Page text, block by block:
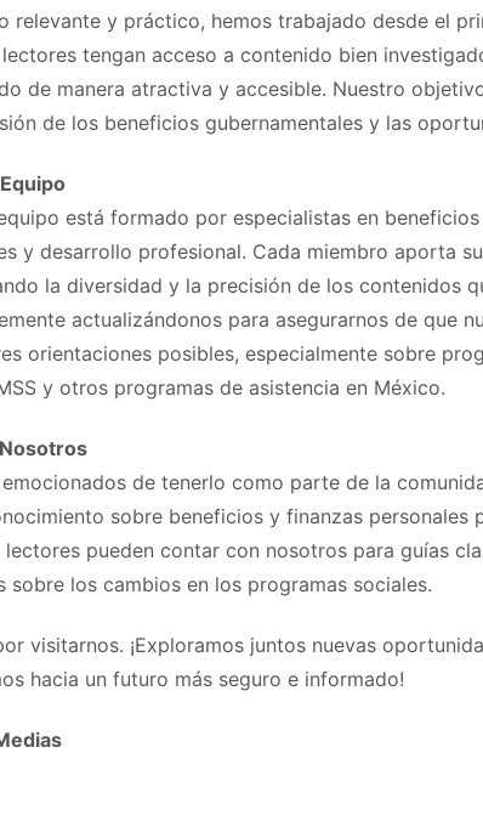
relevante y práctico, hemos trabajado desde el
tengan acceso a contenido bien
de manera atractiva y accesible. Nuestro
de los beneficios gubernamentales y las
está formado por especialistas en
y desarrollo profesional. Cada miembro aporta
la diversidad y la precisión de los contenidos
actualizándonos para asegurarnos de que
orientaciones posibles, especialmente sobre
y otros programas de asistencia en México.
de tenerlo como parte de la
sobre beneficios y finanzas personales
lectores pueden contar con nosotros para guías
sobre los cambios en los programas sociales.
visitarnos. ¡Exploramos juntos nuevas
hacia un futuro más seguro e informado!